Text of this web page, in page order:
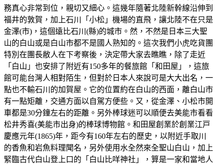
務真心非常到位，親切又細心。這幾年隨著北陸新幹線沿伸到
福井的敦賀，加上石川「小松」機場的直飛，讓北陸不在只是
金澤(市)，這個遠比石川(縣)的城市。然，不然是日本三大聖
山的白山或是白山市都不是國人熟知的。這次我們小虎吃貨團
特別在團長敝人在下考察後，決定帶大家去瞧瞧，除了走近
「白山」也安排了附近有150多年的餐旅館「和田屋」，這旅
館可能台灣人相對陌生，但對於日本人來說可是大大出名，一
點也不輸石川的加賀屋。它的位置約在白山的西面，離白山市
有一點矩離，交通方面以自駕方便些。又，從金澤、小松市開
車都是30分鐘左右的距離。另外棒球迷可以順便去美能市看看
松井秀喜(美能市出身)的棒球博物館。和田屋創業於創業江戸
慶應元年(1865)年，距今有160年左右的歷史，以附近手取川
的香魚和岩魚料理聞名，另外使用水全然來全聖山白山，加上
緊臨古代白山登上口的「白山比咩神社」，算是一家和當地人